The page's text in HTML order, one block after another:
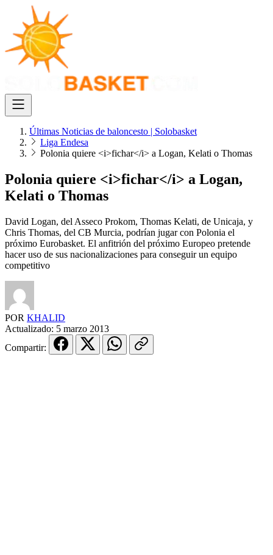
Últimas Noticias de baloncesto | Solobasket
Liga Endesa
Polonia quiere <i>fichar</i> a Logan, Kelati o Thomas
Polonia quiere <i>fichar</i> a Logan,
Kelati o Thomas
David Logan, del Asseco Prokom, Thomas Kelati, de Unicaja, y
Chris Thomas, del CB Murcia, podrían jugar con Polonia el
próximo Eurobasket. El anfitrión del próximo Europeo pretende
hacer uso de sus nacionalizaciones para conseguir un equipo
competitivo
POR KHALID
Actualizado: 5 marzo 2013
Compartir: